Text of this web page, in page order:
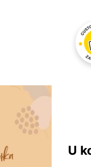
Jestem bardzo zadowolona z
zakupów. Zamówienie
zostało zrealizowane
sprawnie, przesyłka dotarła
Zakupiona kołdra spełniła
Z przyjemnością wrócę po
kolejne zakupy i polecam
sklep! 🤩
Izabela K.
U